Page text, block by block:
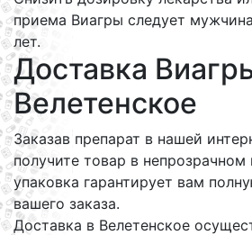
приема Виагры следует
лет.
Доставка
Велетенское
Заказав препарат в нашей
получите товар в непрозрачном
упаковка гарантирует вам
вашего заказа.
Доставка в Велетенское